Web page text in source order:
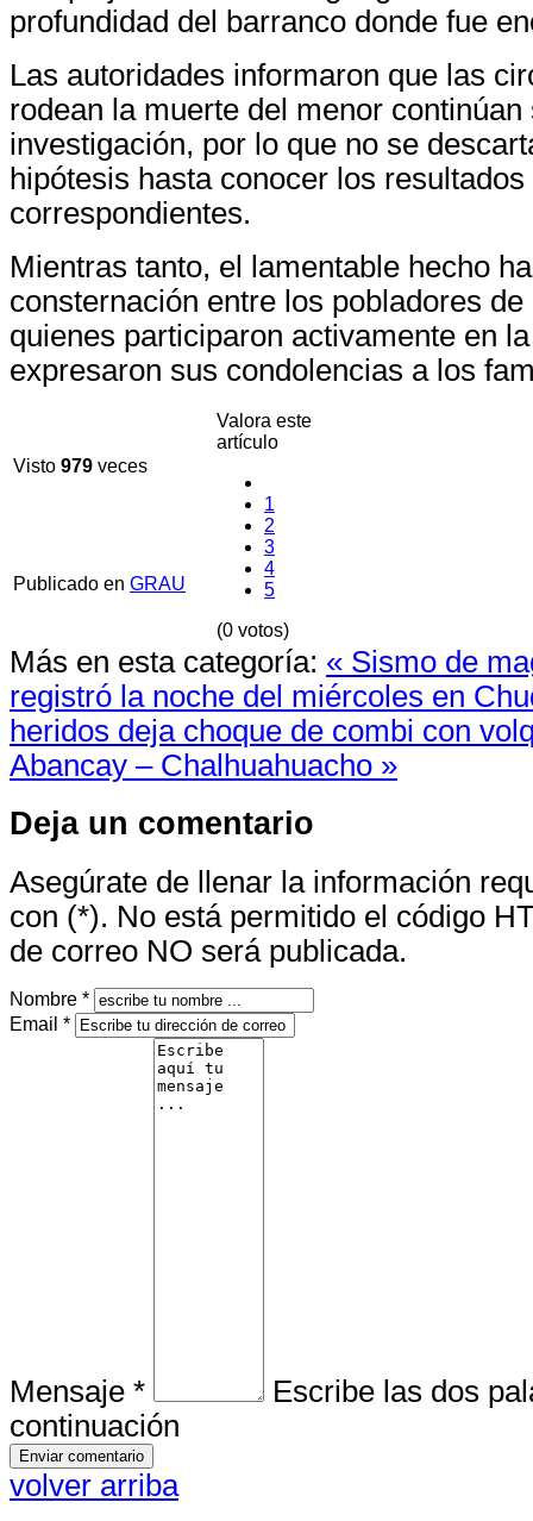
profundidad del barranco donde fue
Las autoridades informaron que las
rodean la muerte del menor
investigación, por lo que no se
hipótesis hasta conocer los
correspondientes.
Mientras tanto, el lamentable hecho
consternación entre los pobladores
quienes participaron activamente en
expresaron sus condolencias a los
Visto 979 veces
Valora este
artículo
1
2
3
4
5
(0 votos)
Publicado en GRAU
Más en esta categoría: « Sismo de
registró la noche del miércoles en
heridos deja choque de combi con
Abancay – Chalhuahuacho »
Deja un comentario
Asegúrate de llenar la información
con (*). No está permitido el código
de correo NO será publicada.
Nombre *
Email *
Mensaje *
Escribe las dos
continuación
volver arriba